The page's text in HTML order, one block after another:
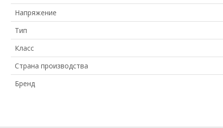
Напряжение
Тип
Класс
Страна производства
Бренд